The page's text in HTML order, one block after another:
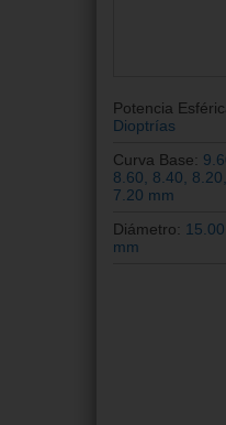
Potencia
Dioptrías
Curva Base:
8.60, 8.40,
7.20 mm
Diámetro:
mm